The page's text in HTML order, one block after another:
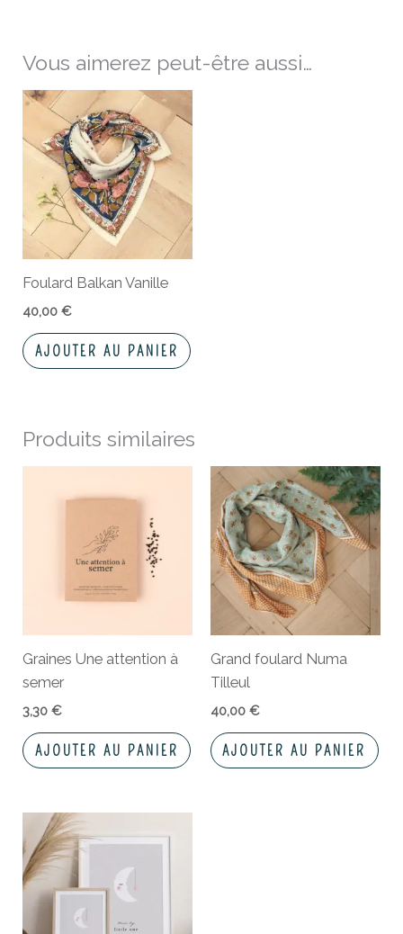
Vous aimerez peut-être aussi…
Foulard Balkan Vanille
40,00€
AJOUTER AU PANIER
Produits similaires
Graines Une attention à
semer
3,30€
AJOUTER AU PANIER
Grand foulard Numa
Tilleul
40,00 €
AJOUTER AU PANIER